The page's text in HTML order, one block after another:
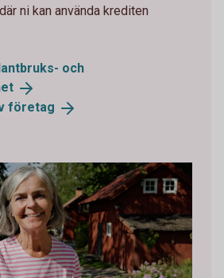
ni kan använda krediten
och
företag